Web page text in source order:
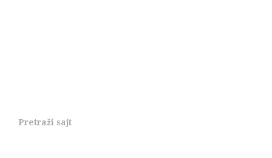
Pretraži sajt